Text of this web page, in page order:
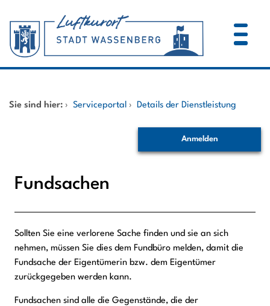
Dienstleistungen A-Z
Sie sind hier: › Serviceportal › Details der Dienstleistung
Anmelden
Fundsachen
Beschreibung
Sollten Sie eine verlorene Sache finden und sie an sich
nehmen, müssen Sie dies dem Fundbüro melden, damit die
Fundsache der Eigentümerin bzw. dem Eigentümer
zurückgegeben werden kann.
Fundsachen sind alle die Gegenstände, die der